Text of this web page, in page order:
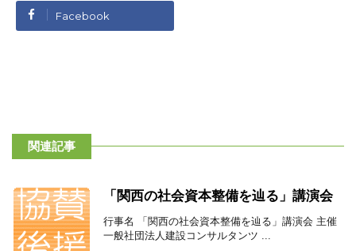
Facebook
関連記事
「関西の社会資本整備を辿る」講演会
行事名 「関西の社会資本整備を辿る」講演会 主催
一般社団法人建設コンサルタンツ ...